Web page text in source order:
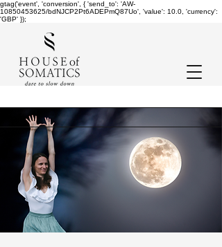
gtag('event', 'conversion', { 'send_to': 'AW-
10850453625/bdNJCP2Pt6ADEPmQ87Uo', 'value': 10.0, 'currency':
'GBP' });